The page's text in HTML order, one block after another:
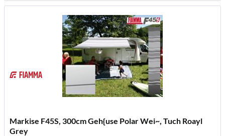
Markise F45S, 300cm Geh{use Polar Wei~, Tuch Roayl
Grey